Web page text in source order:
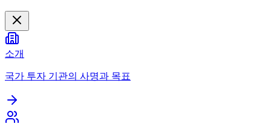
소개
국가 투자 기관의 사명과 목표